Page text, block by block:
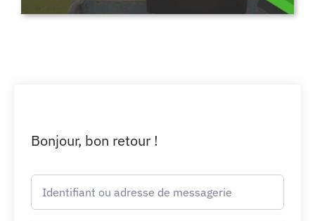
Bonjour, bon retour !